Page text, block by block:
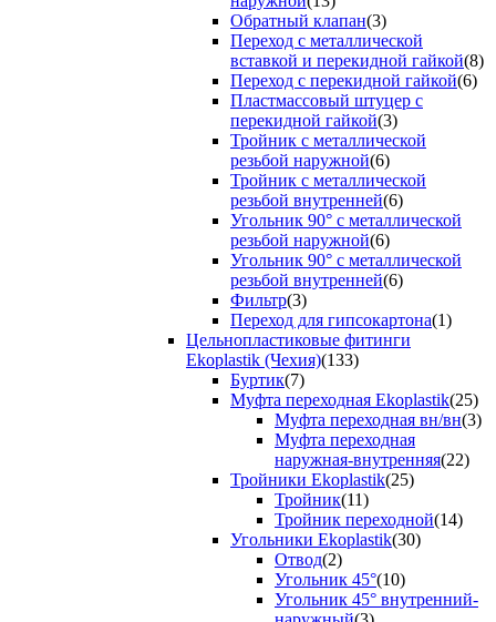
Обратный клапан(3)
Переход с металлической
вставкой и перекидной гайкой(8)
Переход с перекидной гайкой(6)
Пластмассовый штуцер с
перекидной гайкой(3)
Тройник с металлической
резьбой наружной(6)
Тройник с металлической
резьбой внутренней(6)
Угольник 90° с металлической
резьбой наружной(6)
Угольник 90° с металлической
резьбой внутренней(6)
Фильтр(3)
Переход для гипсокартона(1)
Цельнопластиковые фитинги
Ekoplastik (Чехия)(133)
Буртик(7)
Муфта переходная Ekoplastik(25)
Муфта переходная вн/вн(3)
Муфта переходная
наружная-внутренняя(22)
Тройники Ekoplastik(25)
Тройник(11)
Тройник переходной(14)
Угольники Ekoplastik(30)
Отвод(2)
Угольник 45°(10)
Угольник 45° внутренний-